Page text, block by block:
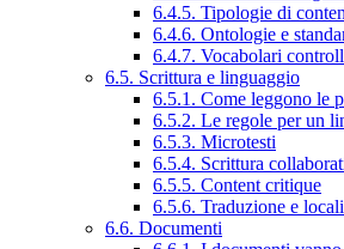
6.4.5. Tipologie di
6.4.6. Ontologie e
6.4.7. Vocabolari
6.5. Scrittura e linguaggio
6.5.1. Come leggono le
6.5.2. Le regole per un
6.5.3. Microtesti
6.5.4. Scrittura
6.5.5. Content critique
6.5.6. Traduzione e
6.6. Documenti